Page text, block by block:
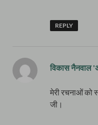
REPLY
विकास नैनवाल
मेरी रचनाओं को
जी।